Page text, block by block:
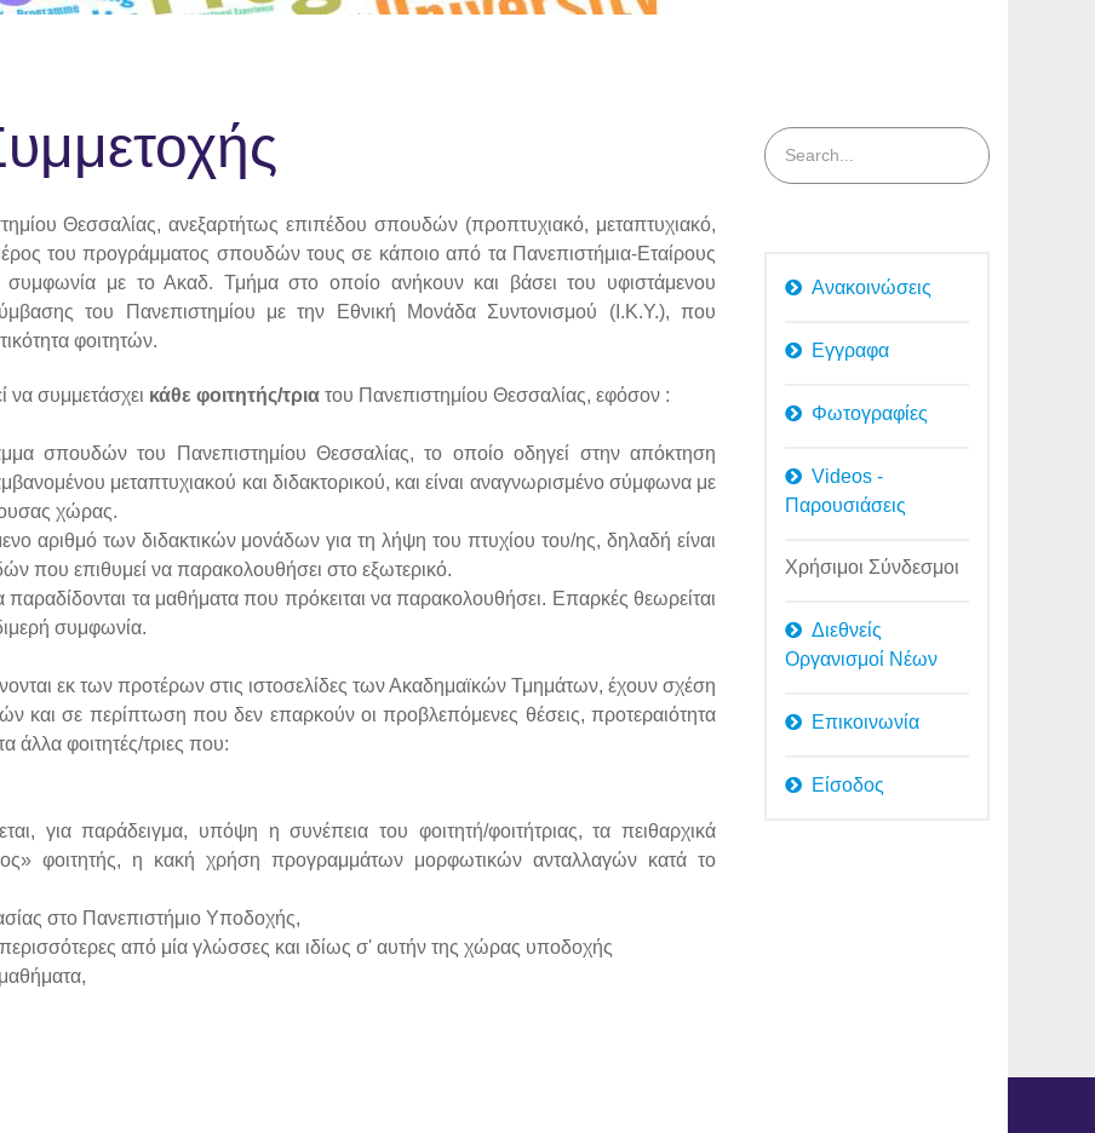
Θεσσαλίας, ανεξαρτήτως επιπέδου σπουδών (προπτυχιακό, μεταπτυχιακό,
του προγράμματος σπουδών τους σε κάποιο από τα Πανεπιστήμια-Εταίρους
με το Ακαδ. Τμήμα στο οποίο ανήκουν και βάσει του υφιστάμενου
του Πανεπιστημίου με την Εθνική Μονάδα Συντονισμού (Ι.Κ.Υ.), που
φοιτητών.
συμμετάσχει κάθε φοιτητής/τρια του Πανεπιστημίου Θεσσαλίας, εφόσον :
σπουδών του Πανεπιστημίου Θεσσαλίας, το οποίο οδηγεί στην απόκτηση
μεταπτυχιακού και διδακτορικού, και είναι αναγνωρισμένο σύμφωνα με
χώρας.
αριθμό των διδακτικών μονάδων για τη λήψη του πτυχίου του/ης, δηλαδή είναι
που επιθυμεί να παρακολουθήσει στο εξωτερικό.
τα μαθήματα που πρόκειται να παρακολουθήσει. Επαρκές θεωρείται
συμφωνία.
εκ των προτέρων στις ιστοσελίδες των Ακαδημαϊκών Τμημάτων, έχουν σχέση
και σε περίπτωση που δεν επαρκούν οι προβλεπόμενες θέσεις, προτεραιότητα
άλλα φοιτητές/τριες που:
για παράδειγμα, υπόψη η συνέπεια του φοιτητή/φοιτήτριας, τα πειθαρχικά
φοιτητής, η κακή χρήση προγραμμάτων μορφωτικών ανταλλαγών κατά το
στο Πανεπιστήμιο Υποδοχής,
από μία γλώσσες και ιδίως σ' αυτήν της χώρας υποδοχής
Ανακοινώσεις
Εγγραφα
Φωτογραφίες
Videos -
Παρουσιάσεις
Χρήσιμοι Σύνδεσμοι
Διεθνείς
Οργανισμοί Νέων
Επικοινωνία
Είσοδος